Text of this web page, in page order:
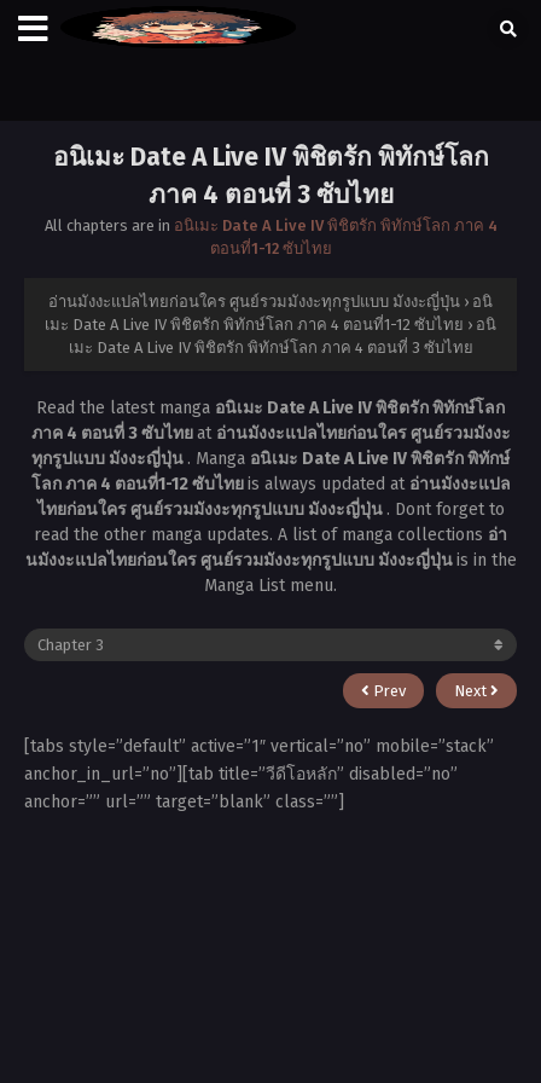
อนิเมะ Date A Live IV พิชิตรัก พิทักษ์โลก
ภาค 4 ตอนที่ 3 ซับไทย
All chapters are in อนิเมะ Date A Live IV พิชิตรัก พิทักษ์โลก ภาค 4
ตอนที่1-12 ซับไทย
อ่านมังงะแปลไทยก่อนใคร ศูนย์รวมมังงะทุกรูปแบบ มังงะญี่ปุ่น › อนิ
เมะ Date A Live IV พิชิตรัก พิทักษ์โลก ภาค 4 ตอนที่1-12 ซับไทย › อนิ
เมะ Date A Live IV พิชิตรัก พิทักษ์โลก ภาค 4 ตอนที่ 3 ซับไทย
Read the latest manga อนิเมะ Date A Live IV พิชิตรัก พิทักษ์โลก
ภาค 4 ตอนที่ 3 ซับไทยat อ่านมังงะแปลไทยก่อนใคร ศูนย์รวมมังงะ
ทุกรูปแบบ มังงะญี่ปุ่น . Manga อนิเมะ Date A Live IV พิชิตรัก พิทักษ์
โลก ภาค 4 ตอนที่1-12 ซับไทยis always updated at อ่านมังงะแปล
ไทยก่อนใคร ศูนย์รวมมังงะทุกรูปแบบ มังงะญี่ปุ่น . Dont forget to
read the other manga updates. A list of manga collections อ่า
นมังงะแปลไทยก่อนใคร ศูนย์รวมมังงะทุกรูปแบบ มังงะญี่ปุ่นis in the
Manga List menu.
Prev Next
[tabs style=”default” active=”1″ vertical=”no” mobile=”stack”
anchor_in_url=”no”][tab title=”วีดีโอหลัก” disabled=”no”
anchor=”” url=”” target=”blank” class=””]